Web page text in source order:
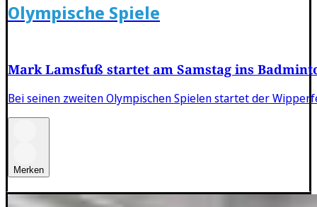
Olympische Spiele
Mark Lamsfuß startet am Samstag ins
Bei seinen zweiten Olympischen Spielen startet der
Merken